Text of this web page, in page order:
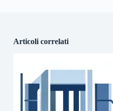
Articoli correlati